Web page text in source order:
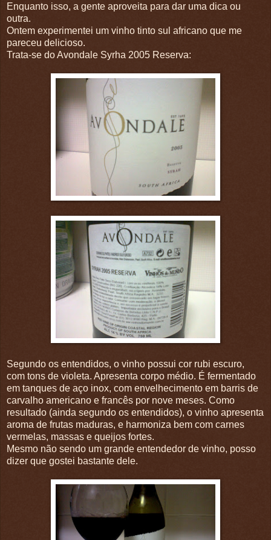
Enquanto isso, a gente aproveita para dar uma dica ou
outra.
Ontem experimentei um vinho tinto sul africano que me
pareceu delicioso.
Trata-se do Avondale Syrha 2005 Reserva:
Segundo os entendidos, o vinho possui cor rubi escuro,
com tons de violeta. Apresenta corpo médio. É fermentado
em tanques de aço inox, com envelhecimento em barris de
carvalho americano e francês por nove meses. Como
resultado (ainda segundo os entendidos), o vinho apresenta
aroma de frutas maduras, e harmoniza bem com carnes
vermelas, massas e queijos fortes.
Mesmo não sendo um grande entendedor de vinho, posso
dizer que gostei bastante dele.